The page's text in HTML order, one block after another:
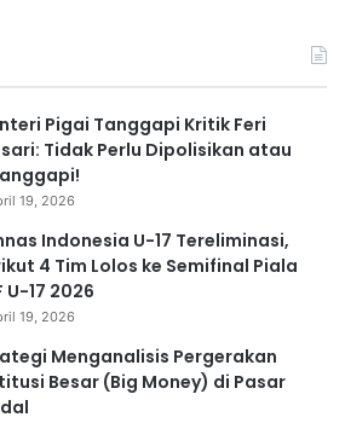
Pigai Tanggapi Kritik Feri
Tidak Perlu Dipolisikan atau
19, 2026
Indonesia U-17 Tereliminasi,
4 Tim Lolos ke Semifinal Piala
U-17 2026
19, 2026
Menganalisis Pergerakan
Besar (Big Money) di Pasar